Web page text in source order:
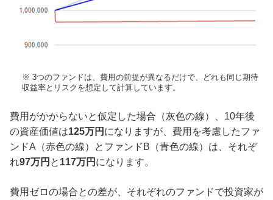
※ 3つのファンドは、費用の前提が異なるだけで、どれも同じ期待
収益率とリスクを想定して計算しています。
費用がかからないと仮定した場合（灰色の線）、10年後
の資産価値は125万円 になりますが、費用を考慮したファ
ンドA（赤色の線）とファンドB（青色の線）は、それぞ
れ97万円 と 117万円 になります。
費用ゼロの場合との差が、それぞれのファンドで投資家が